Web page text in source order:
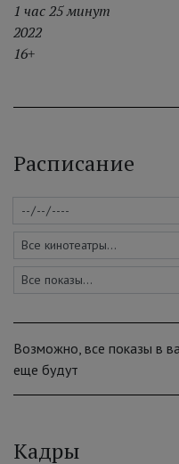
1 час 25 минут
2022
16+
Расписание
Возможно, все показы в
еще будут
Кадры